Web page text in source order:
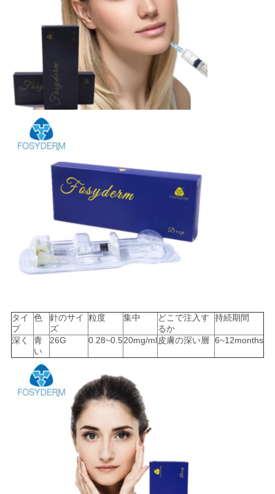
タイ
プ
色
針のサイ
ズ
粒度 集中
どこで注入す
るか
持続期間
深く
青
い
26G 0.28~0.520mg/ml皮膚の深い層 6~12months